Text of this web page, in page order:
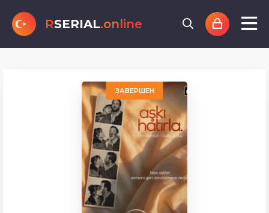
RSERIAL.online
ЗАВЕРШЕН